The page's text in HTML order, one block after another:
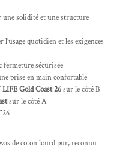
une solidité et une structure
quotidien et les exigences
sécurisée
prise en main confortable
Gold Coast 26sur le côté B
sur le côté A
de coton lourd pur, reconnu